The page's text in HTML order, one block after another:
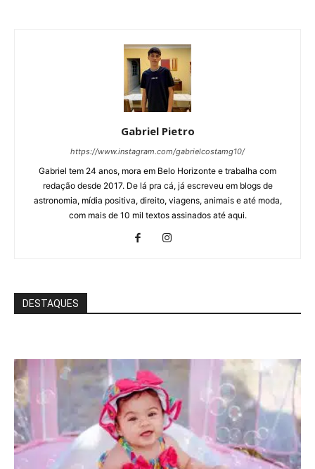
Gabriel Pietro
https://www.instagram.com/gabrielcostamg10/
Gabriel tem 24 anos, mora em Belo Horizonte e trabalha com
redação desde 2017. De lá pra cá, já escreveu em blogs de
astronomia, mídia positiva, direito, viagens, animais e até moda,
com mais de 10 mil textos assinados até aqui.
DESTAQUES